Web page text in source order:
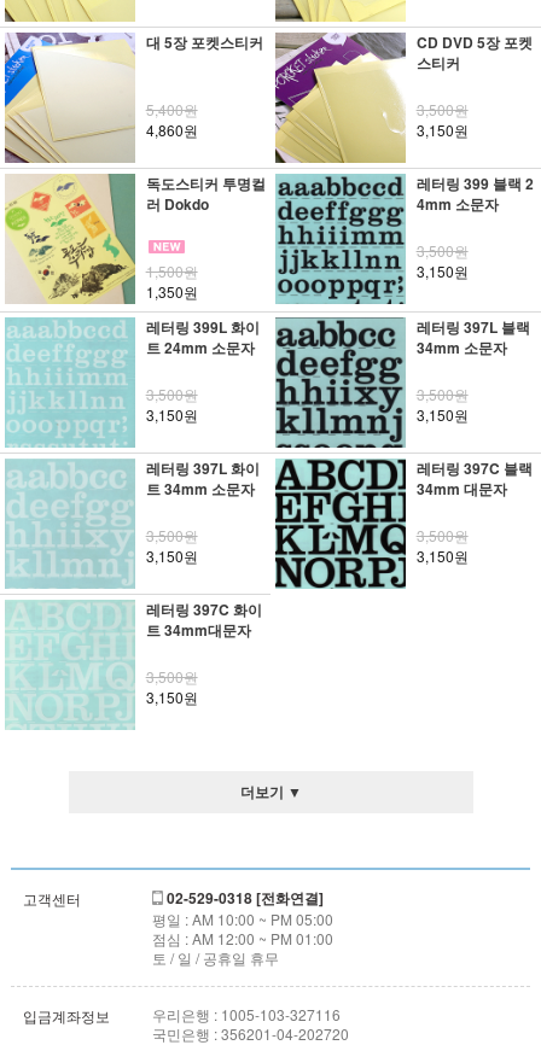
대 5장 포켓스티커
5,400원
4,860원
CD DVD 5장 포켓
스티커
3,500원
3,150원
독도스티커 투명컬
러 Dokdo
1,500원
1,350원
레터링 399 블랙 2
4mm 소문자
3,500원
3,150원
레터링 399L 화이
트 24mm 소문자
3,500원
3,150원
레터링 397L 블랙
34mm 소문자
3,500원
3,150원
레터링 397L 화이
트 34mm 소문자
3,500원
3,150원
레터링 397C 블랙
34mm 대문자
3,500원
3,150원
레터링 397C 화이
트 34mm대문자
3,500원
3,150원
더보기 ▼
고객센터 02-529-0318 [전화연결]
평일 : AM 10:00 ~ PM 05:00
점심 : AM 12:00 ~ PM 01:00
토 / 일 / 공휴일 휴무
입금계좌정보
우리은행 : 1005-103-327116
국민은행 : 356201-04-202720